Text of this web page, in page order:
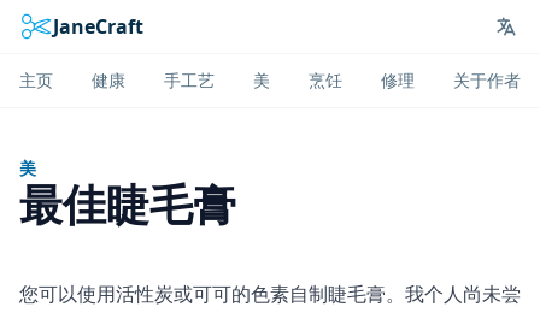
JaneCraft
主页 健康 手工艺 美 烹饪 修理 关于作者
美
最佳睫毛膏
您可以使用活性炭或可可的色素自制睫毛膏。我个人尚未尝